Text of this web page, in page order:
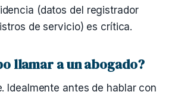
(datos del registrador
de servicio) es crítica.
llamar a un abogado?
Idealmente antes de hablar con